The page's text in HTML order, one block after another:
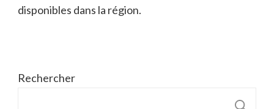
disponibles dans la région.
Rechercher